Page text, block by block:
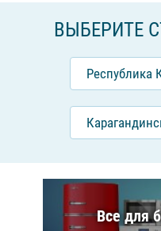
ВЫБЕРИТЕ
Республика
Все для